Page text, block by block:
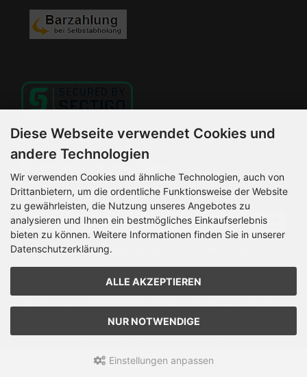
Newsletter-Anmeldung
E-Mail-Adresse:
Der Newsletter kann jederzeit hier oder in Ihrem Kundenkonto
HELLEMANN MOTORRADSERVICE © 2026 | Template © 2026
by Karl
Diese Webseite verwendet Cookies und
andere Technologien
Wir verwenden Cookies und ähnliche Technologien, auch von
Drittanbietern, um die ordentliche Funktionsweise der Website
zu gewährleisten, die Nutzung unseres Angebotes zu
analysieren und Ihnen ein bestmögliches Einkaufserlebnis
bieten zu können. Weitere Informationen finden Sie in unserer
Datenschutzerklärung.
ALLE AKZEPTIEREN
NUR NOTWENDIGE
Einstellungen anpassen